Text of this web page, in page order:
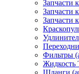
Запчасти
Запчасти
Запчасти
Фильтры
Жидкость
Шланги